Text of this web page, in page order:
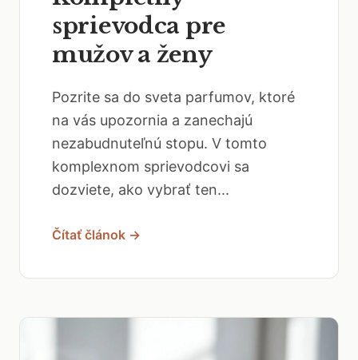
sprievodca pre
mužov a ženy
Pozrite sa do sveta parfumov, ktoré
na vás upozornia a zanechajú
nezabudnuteľnú stopu. V tomto
komplexnom sprievodcovi sa
dozviete, ako vybrať ten...
Čítať článok →